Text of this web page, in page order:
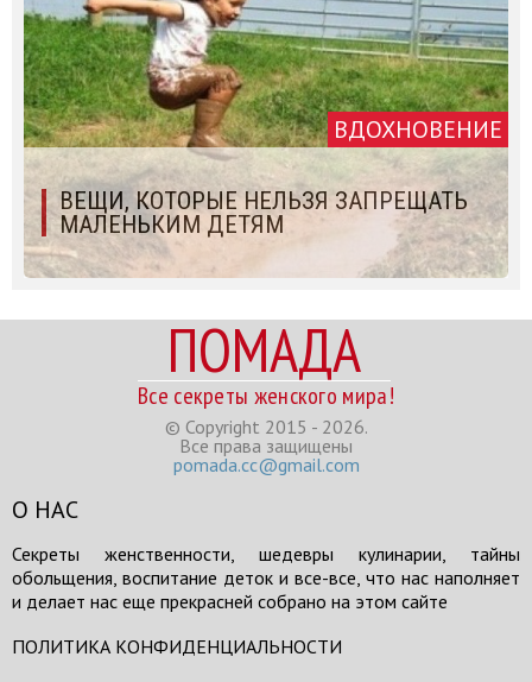
ВДОХНОВЕНИЕ
ВЕЩИ, КОТОРЫЕ НЕЛЬЗЯ ЗАПРЕЩАТЬ
МАЛЕНЬКИМ ДЕТЯМ
ПОМАДА
Все секреты женского мира!
© Copyright 2015 - 2026.
Все права защищены
pomada.cc@gmail.com
О НАС
Секреты женственности, шедевры кулинарии, тайны
обольщения, воспитание деток и все-все, что нас наполняет
и делает нас еще прекрасней собрано на этом сайте
ПОЛИТИКА КОНФИДЕНЦИАЛЬНОСТИ